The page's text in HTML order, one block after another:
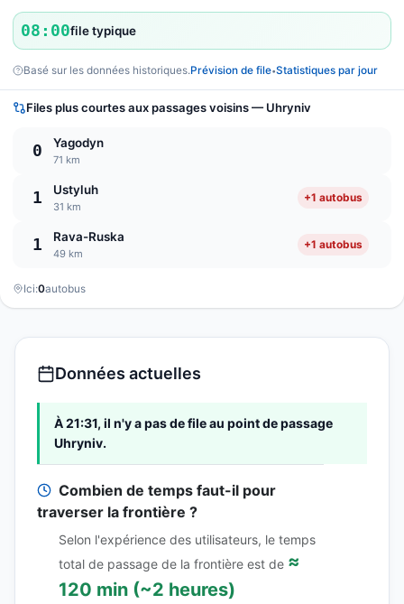
08:00file typique
Basé sur les données historiques.Prévision de file•Statistiques par jour
Files plus courtes aux passages voisins — Uhryniv
0 Yagodyn
71 km
1 Ustyluh
31 km
+1 autobus
1 Rava-Ruska
49 km
+1 autobus
Ici:0autobus
Données actuelles
À 21:31, il n'y a pas de file au point de passage
Uhryniv.
Combien de temps faut-il pour
traverser la frontière ?
Selon l'expérience des utilisateurs, le temps
total de passage de la frontière est de ≈
120 min (~2 heures)